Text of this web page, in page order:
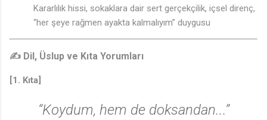
Kararlılık hissi, sokaklara dair sert gerçekçilik, içsel direnç,
“her şeye rağmen ayakta kalmalıyım” duygusu
✍️ Dil, Üslup ve Kıta Yorumları
[1. Kıta]
“Koydum, hem de doksandan...”